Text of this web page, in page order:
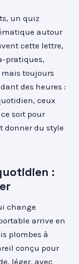
un quiz
autour
cette lettre,
pratiques,
toujours
des heures :
ceux
soit pour
donner du style
:
change
arrive en
plombes à
conçu pour
léger, avec